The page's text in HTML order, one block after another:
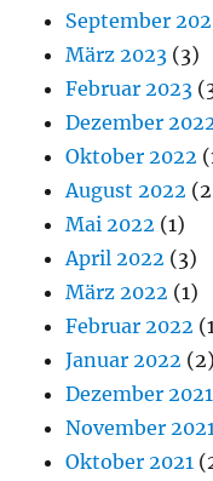
September
März 2023 (3)
Februar 2023
Dezember
Oktober 2022
August 2022
Mai 2022 (1)
April 2022 (3)
März 2022 (1)
Februar 2022
Januar 2022 (2)
Dezember 2021
November 2021
Oktober 2021